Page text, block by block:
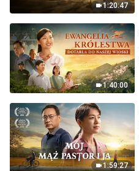
1:20:47
1:40:00
1:59:27